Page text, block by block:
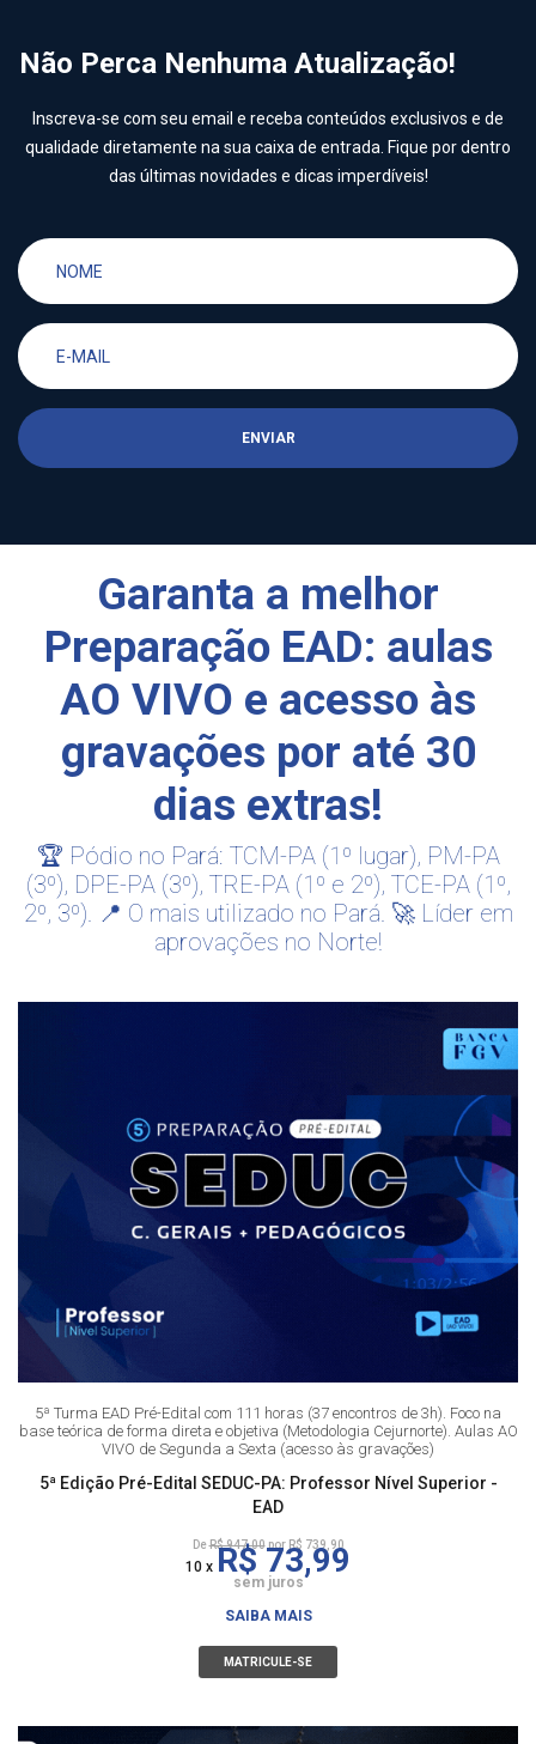
Não Perca Nenhuma Atualização!
Inscreva-se com seu email e receba conteúdos exclusivos e de
qualidade diretamente na sua caixa de entrada. Fique por dentro
das últimas novidades e dicas imperdíveis!
ENVIAR
Garanta a melhor
Preparação EAD: aulas
AO VIVO e acesso às
gravações por até 30
dias extras!
🏆 Pódio no Pará: TCM-PA (1º lugar), PM-PA
(3º), DPE-PA (3º), TRE-PA (1º e 2º), TCE-PA (1º,
2º, 3º). 📍 O mais utilizado no Pará. 🚀 Líder em
aprovações no Norte!
5ª Turma EAD Pré-Edital com 111 horas (37 encontros de 3h). Foco na
base teórica de forma direta e objetiva (Metodologia Cejurnorte). Aulas AO
VIVO de Segunda a Sexta (acesso às gravações)
5ª Edição Pré-Edital SEDUC-PA: Professor Nível Superior -
EAD
DeR$ 947,00por R$ 739,90
10 x R$ 73,99
sem juros
SAIBA MAIS
MATRICULE-SE